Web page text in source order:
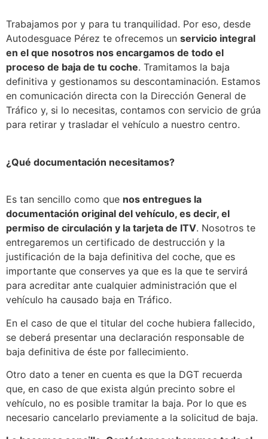
Trabajamos por y para tu tranquilidad. Por eso, desde
Autodesguace Pérez te ofrecemos un servicio integral
en el que nosotros nos encargamos de todo el
proceso de baja de tu coche. Tramitamos la baja
definitiva y gestionamos su descontaminación. Estamos
en comunicación directa con la Dirección General de
Tráfico y, si lo necesitas, contamos con servicio de grúa
para retirar y trasladar el vehículo a nuestro centro.
¿Qué documentación necesitamos?
Es tan sencillo como que nos entregues la
documentación original del vehículo, es decir, el
permiso de circulación y la tarjeta de ITV. Nosotros te
entregaremos un certificado de destrucción y la
justificación de la baja definitiva del coche, que es
importante que conserves ya que es la que te servirá
para acreditar ante cualquier administración que el
vehículo ha causado baja en Tráfico.
En el caso de que el titular del coche hubiera fallecido,
se deberá presentar una declaración responsable de
baja definitiva de éste por fallecimiento.
Otro dato a tener en cuenta es que la DGT recuerda
que, en caso de que exista algún precinto sobre el
vehículo, no es posible tramitar la baja. Por lo que es
necesario cancelarlo previamente a la solicitud de baja.